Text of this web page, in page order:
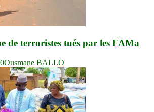
de terroristes tués par les FAMa
Ousmane BALLO